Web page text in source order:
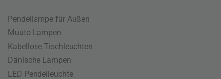
Pendellampe für Außen
Muuto Lampen
Kabellose Tischleuchten
Dänische Lampen
LED Pendelleuchte